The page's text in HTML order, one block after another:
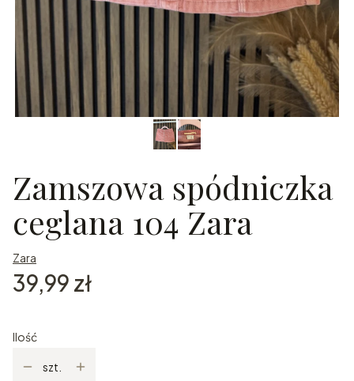
Zamszowa spódniczka
ceglana 104 Zara
Zara
Cena
39,99 zł
Ilość
szt.